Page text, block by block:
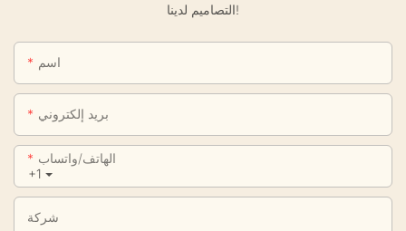
التصاميم لدينا!
اسم
بريد إلكتروني
+1
الهاتف/واتساب
شركة